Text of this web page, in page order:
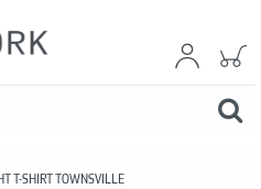
T-SHIRT TOWNSVILLE